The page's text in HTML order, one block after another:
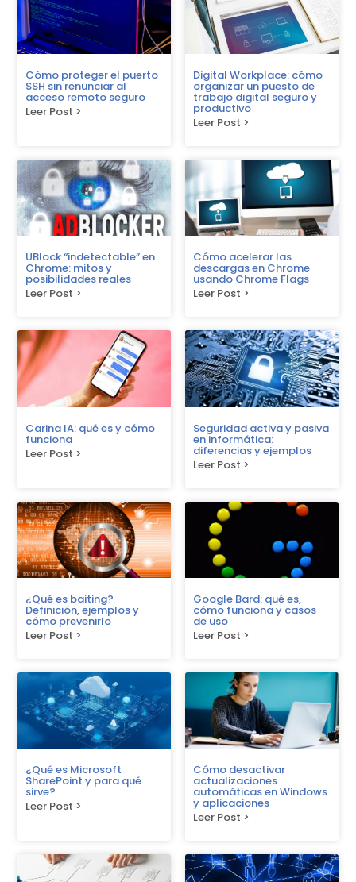
Cómo proteger el puerto
SSH sin renunciar al
acceso remoto seguro
Leer Post >
Digital Workplace: cómo
organizar un puesto de
trabajo digital seguro y
productivo
Leer Post >
UBlock “indetectable” en
Chrome: mitos y
posibilidades reales
Leer Post >
Cómo acelerar las
descargas en Chrome
usando Chrome Flags
Leer Post >
Carina IA: qué es y cómo
funciona
Leer Post >
Seguridad activa y pasiva
en informática:
diferencias y ejemplos
Leer Post >
¿Qué es baiting?
Definición, ejemplos y
cómo prevenirlo
Leer Post >
Google Bard: qué es,
cómo funciona y casos
de uso
Leer Post >
¿Qué es Microsoft
SharePoint y para qué
sirve?
Leer Post >
Cómo desactivar
actualizaciones
automáticas en Windows
y aplicaciones
Leer Post >